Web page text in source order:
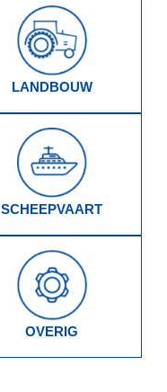
LANDBOUW
SCHEEPVAART
OVERIG